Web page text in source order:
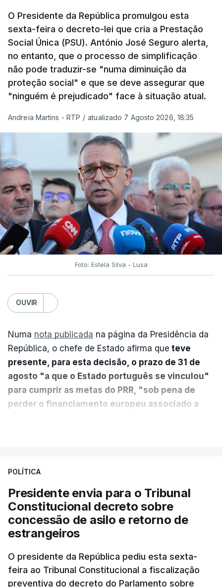
O Presidente da República promulgou esta
sexta-feira o decreto-lei que cria a Prestação
Social Única (PSU). António José Seguro alerta,
no entanto, que o processo de simplificação
não pode traduzir-se "numa diminuição da
proteção social" e que se deve assegurar que
"ninguém é prejudicado" face à situação atual.
Andreia Martins - RTP / atualizado 7 Agosto 2026, 18:35
Foto: Estela Silva - Lusa
OUVIR
Numa nota publicada na página da Presidência da
República, o chefe de Estado afirma que teve
presente, para esta decisão, o prazo de 31 de
agosto "a que o Estado português se vinculou"
para cumprir as metas do PRR, "sob pena de
perder o financiamento europeu associado a
sistema mais simples, mais justo e transparente".
"Sempre que seja possível reduzir burocracias,
eliminar sobreposições e garantir que os apoios
chegam a quem mais necessita, estaremos a dar
um passo na direção certa", argumenta o
Presidente da República.
POLÍTICA
Presidente envia para o Tribunal
Constitucional decreto sobre
concessão de asilo e retorno de
estrangeiros
O presidente da República pediu esta sexta-
feira ao Tribunal Constitucional a fiscalização
preventiva do decreto do Parlamento sobre